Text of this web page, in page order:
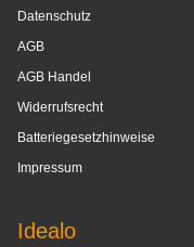
Datenschutz
AGB
AGB Handel
Widerrufsrecht
Batteriegesetzhinweise
Impressum
Idealo